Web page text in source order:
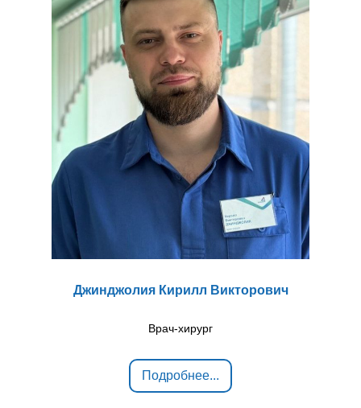
Джинджолия Кирилл Викторович
Врач-хирург
Подробнее...